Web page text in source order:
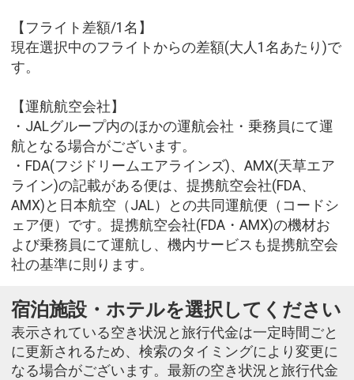
【フライト差額/1名】
現在選択中のフライトからの差額(大人1名あたり)で
す。
【運航航空会社】
・JALグループ内のほかの運航会社・乗務員にて運
航となる場合がございます。
・FDA(フジドリームエアラインズ)、AMX(天草エア
ライン)の記載がある便は、提携航空会社(FDA、
AMX)と日本航空（JAL）との共同運航便（コードシ
ェア便）です。提携航空会社(FDA・AMX)の機材お
よび乗務員にて運航し、機内サービスも提携航空会
社の基準に則ります。
宿泊施設・ホテルを選択してください
表示されている空き状況と旅行代金は一定時間ごと
に更新されるため、検索のタイミングにより変更に
なる場合がございます。最新の空き状況と旅行代金